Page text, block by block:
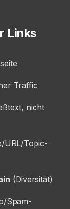
Links
Traffic
nicht
URL/Topic-
(Diversität)
Spam-